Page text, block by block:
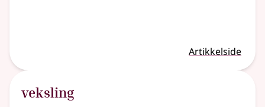
Artikkelside
veksling